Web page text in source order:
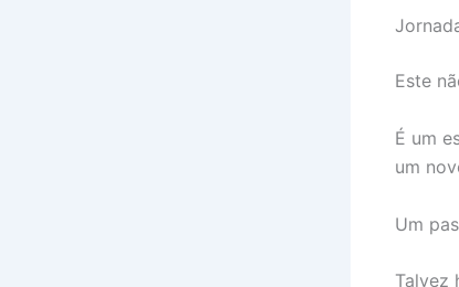
Este
É um
um
Um
Talvez